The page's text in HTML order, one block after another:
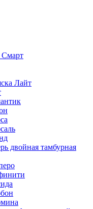
Смарт
Лайт
двойная тамбурная